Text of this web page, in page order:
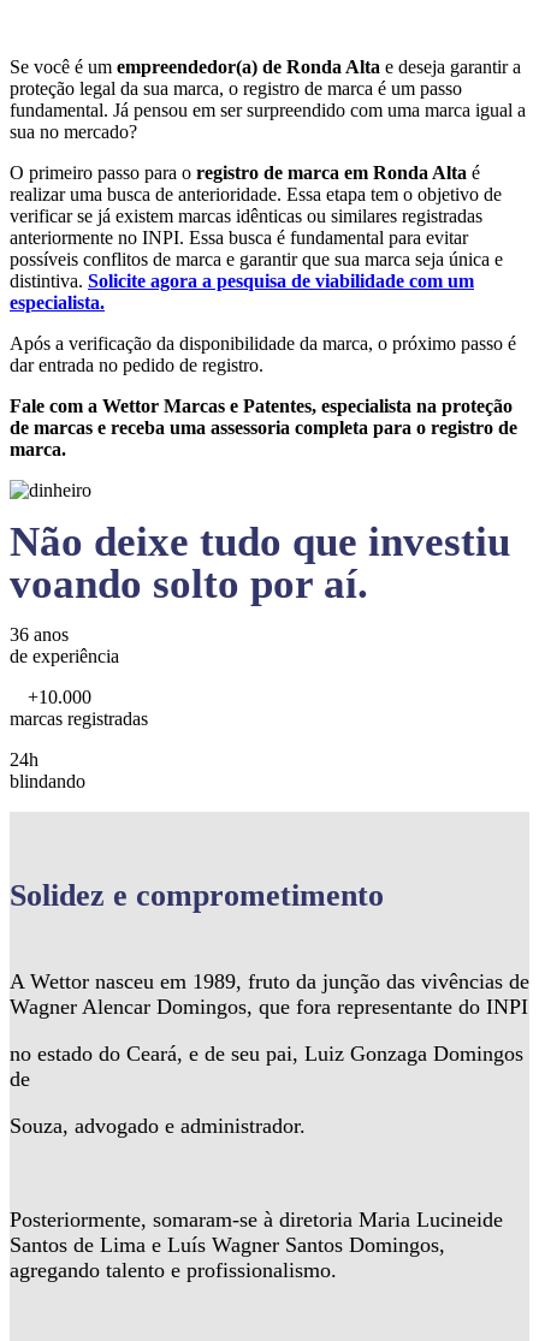
Se você é um empreendedor(a) de Ronda Alta e deseja garantir a
proteção legal da sua marca, o registro de marca é um passo
fundamental. Já pensou em ser surpreendido com uma marca igual a
sua no mercado?
O primeiro passo para o registro de marca em Ronda Alta é
realizar uma busca de anterioridade. Essa etapa tem o objetivo de
verificar se já existem marcas idênticas ou similares registradas
anteriormente no INPI. Essa busca é fundamental para evitar
possíveis conflitos de marca e garantir que sua marca seja única e
distintiva. Solicite agora a pesquisa de viabilidade com um
especialista.
Após a verificação da disponibilidade da marca, o próximo passo é
dar entrada no pedido de registro.
Fale com a Wettor Marcas e Patentes, especialista na proteção
de marcas e receba uma assessoria completa para o registro de
marca.
Não deixe tudo que investiu
voando solto por aí.
36 anos
de experiência
+10.000
marcas registradas
24h
blindando
Solidez e comprometimento
A Wettor nasceu em 1989, fruto da junção das vivências de
Wagner Alencar Domingos, que fora representante do INPI
no estado do Ceará, e de seu pai, Luiz Gonzaga Domingos
de
Souza, advogado e administrador.
Posteriormente, somaram-se à diretoria Maria Lucineide
Santos de Lima e Luís Wagner Santos Domingos,
agregando talento e profissionalismo.